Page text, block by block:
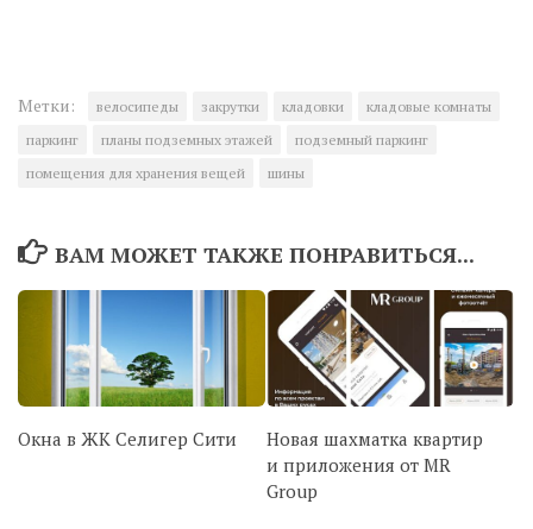
Метки: велосипеды закрутки кладовки
кладовые комнаты
паркинг
планы подземных этажей
подземный паркинг
помещения для хранения вещей
шины
ВАМ МОЖЕТ ТАКЖЕ ПОНРАВИТЬСЯ...
Окна в ЖК Селигер Сити
Новая шахматка квартир
и приложения от MR
Group